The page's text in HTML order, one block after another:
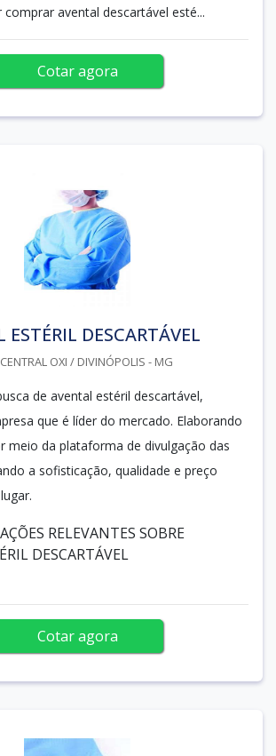
avental descartável esté...
Cotar agora
ESTÉRIL DESCARTÁVEL
OXI / DIVINÓPOLIS - MG
de avental estéril descartável,
que é líder do mercado. Elaborando
meio da plataforma de divulgação das
a sofisticação, qualidade e preço
RELEVANTES SOBRE
DESCARTÁVEL
Cotar agora